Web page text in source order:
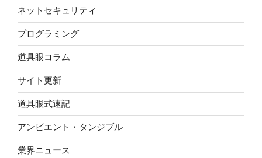
ネットセキュリティ
プログラミング
道具眼コラム
サイト更新
道具眼式速記
アンビエント・タンジブル
業界ニュース